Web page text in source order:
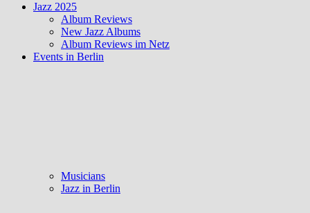
Jazz 2025
Album Reviews
New Jazz Albums
Album Reviews im Netz
Events in Berlin
Musicians
Jazz in Berlin